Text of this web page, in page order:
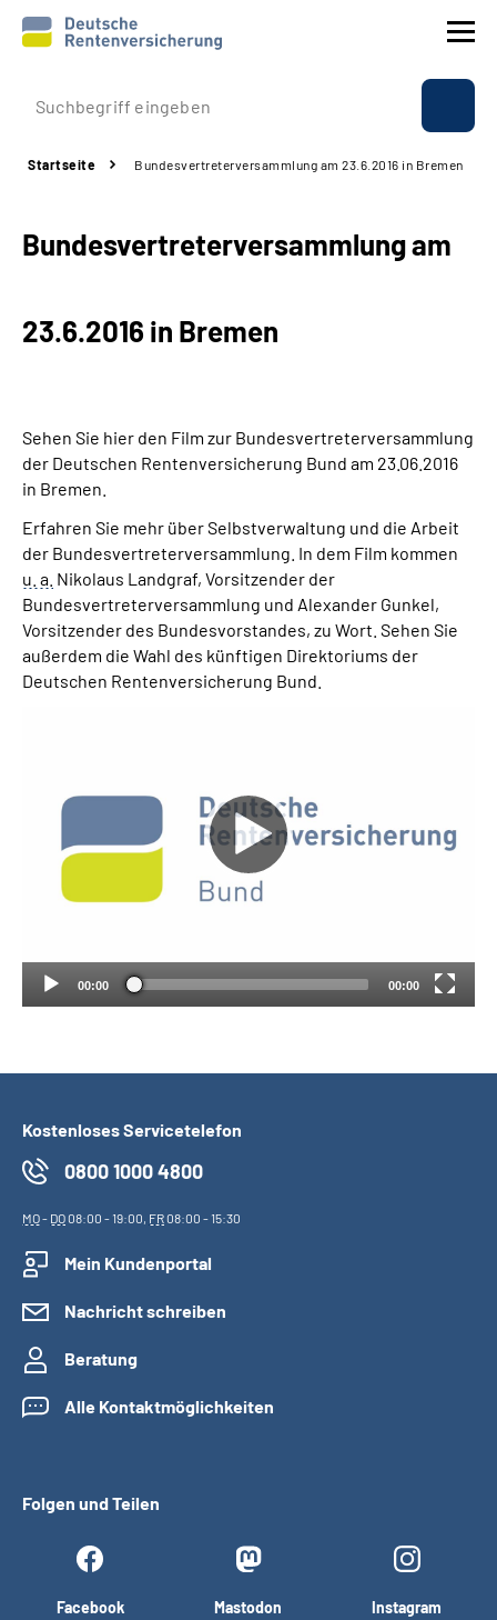
Prävention
Rente
Über uns & Presse
Online-Services
Suche
Language
Inhalte in Gebärdensprache (DGS)
Mein Kundenportal
Startseite Bundesvertreterversammlung am 23.6.2016 in Bremen
Bundesvertreterversammlung am
23.6.2016 in Bremen
Sehen Sie hier den Film zur Bundesvertreterversammlung
der Deutschen Rentenversicherung Bund am 23.06.2016
in Bremen.
Erfahren Sie mehr über Selbstverwaltung und die Arbeit
der Bundesvertreterversammlung. In dem Film kommen
u. a. Nikolaus Landgraf, Vorsitzender der
Bundesvertreterversammlung und Alexander Gunkel,
Vorsitzender des Bundesvorstandes, zu Wort. Sehen Sie
außerdem die Wahl des künftigen Direktoriums der
Deutschen Rentenversicherung Bund.
00:00 00:00
Kostenloses Servicetelefon
0800 1000 4800
MO- DO08:00 - 19:00, FR08:00 - 15:30
Mein Kundenportal
Nachricht schreiben
Beratung
Alle Kontaktmöglichkeiten
Folgen und Teilen
Facebook Mastodon Instagram